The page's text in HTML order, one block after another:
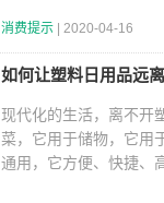
消费提示 | 2020-04-16
如何让塑料日用品远
现代化的生活，离不开
菜，它用于储物，它用
通用，它方便、快捷、